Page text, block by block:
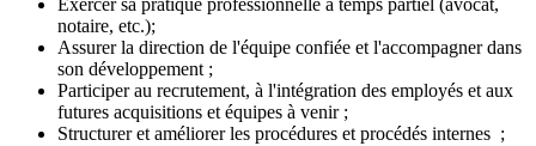
Exercer sa pratique professionnelle à temps partiel (avocat,
notaire, etc.);
Assurer la direction de l'équipe confiée et l'accompagner dans
son développement ;
Participer au recrutement, à l'intégration des employés et aux
futures acquisitions et équipes à venir ;
Structurer et améliorer les procédures et procédés internes ;